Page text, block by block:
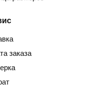
заказа